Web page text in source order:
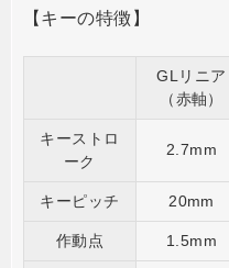
【キーの特徴】
GLリニア
（赤軸）
キーストロ
ーク
2.7mm
キーピッチ 20mm
作動点 1.5mm